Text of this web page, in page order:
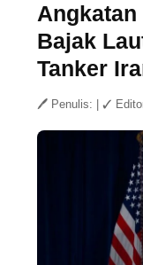
Angkatan
Bajak
Tanker
🖊 Penulis: ✓